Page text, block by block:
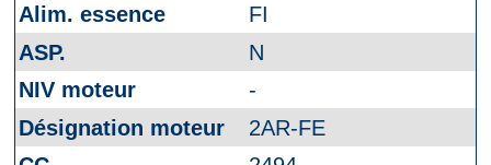
FI
N
-
2AR-FE